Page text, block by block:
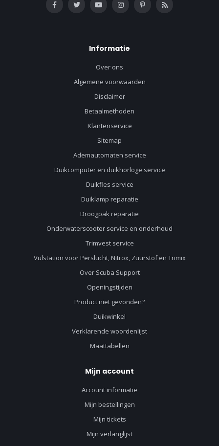
Informatie
Over ons
Algemene voorwaarden
Disclaimer
Betaalmethoden
Klantenservice
Sitemap
Ademautomaten service
Duikcomputer en duikhorloge service
Duikfles service
Duiklamp reparatie
Droogpak reparatie
Onderwaterscooter service en onderhoud
Trimvest service
Vulstation voor Perslucht, Nitrox, Zuurstof en Trimix
Over Scuba Support
Openingstijden
Product niet gevonden?
Duikwinkel
Verklarende woordenlijst
Maattabellen
Mijn account
Account informatie
Mijn bestellingen
Mijn tickets
Mijn verlanglijst